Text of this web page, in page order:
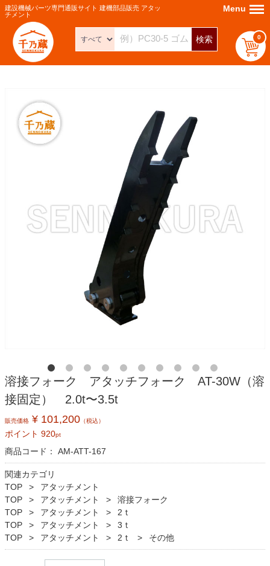
建設機械パーツ専門通販サイト 建機部品販売 アタッ
チメント
検索 0
Menu Menu
溶接フォーク アタッチフォーク AT-30W（溶
接固定） 2.0t〜3.5t
販売価格 ¥ 101,200 （税込）
ポイント 920pt
商品コード： AM-ATT-167
関連カテゴリ
TOP
アタッチメント
TOP
アタッチメント
溶接フォーク
TOP
アタッチメント
2ｔ
TOP
アタッチメント
3ｔ
TOP
アタッチメント 2ｔ その他